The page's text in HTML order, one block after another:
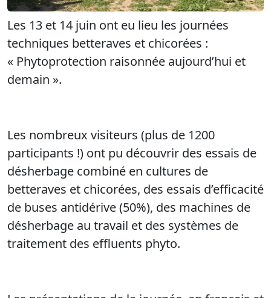
Les 13 et 14 juin ont eu lieu les journées
techniques betteraves et chicorées :
« Phytoprotection raisonnée aujourd’hui et
demain ».
Les nombreux visiteurs (plus de 1200
participants !) ont pu découvrir des essais de
désherbage combiné en cultures de
betteraves et chicorées, des essais d’efficacité
de buses antidérive (50%), des machines de
désherbage au travail et des systèmes de
traitement des effluents phyto.